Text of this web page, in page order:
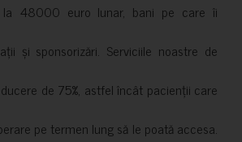
la 48000 euro lunar, bani pe care îi
și sponsorizări. Serviciile noastre de
de 75%, astfel încât pacienții care
pe termen lung să le poată accesa.